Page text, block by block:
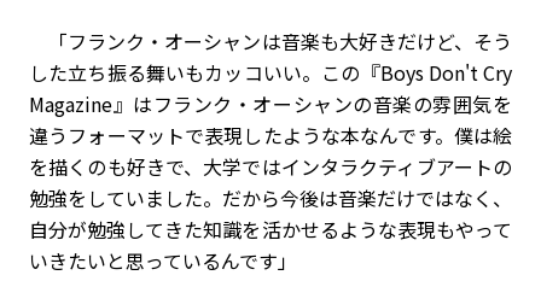
「フランク・オーシャンは音楽も大好きだけど、そう
した立ち振る舞いもカッコいい。この『Boys Don't Cry
Magazine』はフランク・オーシャンの音楽の雰囲気を
違うフォーマットで表現したような本なんです。僕は絵
を描くのも好きで、大学ではインタラクティブアートの
勉強をしていました。だから今後は音楽だけではなく、
自分が勉強してきた知識を活かせるような表現もやって
いきたいと思っているんです」